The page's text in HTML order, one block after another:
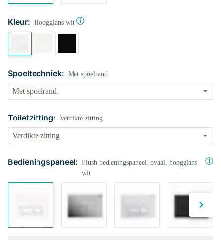
Kleur: Hoogglans wit
Spoeltechniek: Met spoelrand
Toiletzitting: Verdikte zitting
Bedieningspaneel: Flush bedieningspaneel, ovaal, hoogglans
wit